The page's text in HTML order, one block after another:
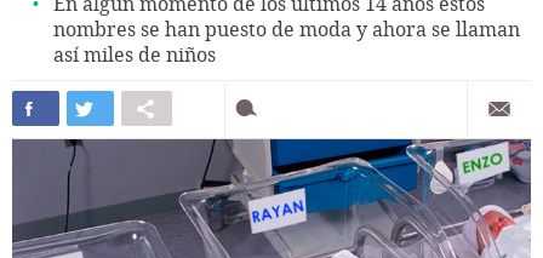
nombres se han puesto de moda y ahora se llaman
así miles de niños